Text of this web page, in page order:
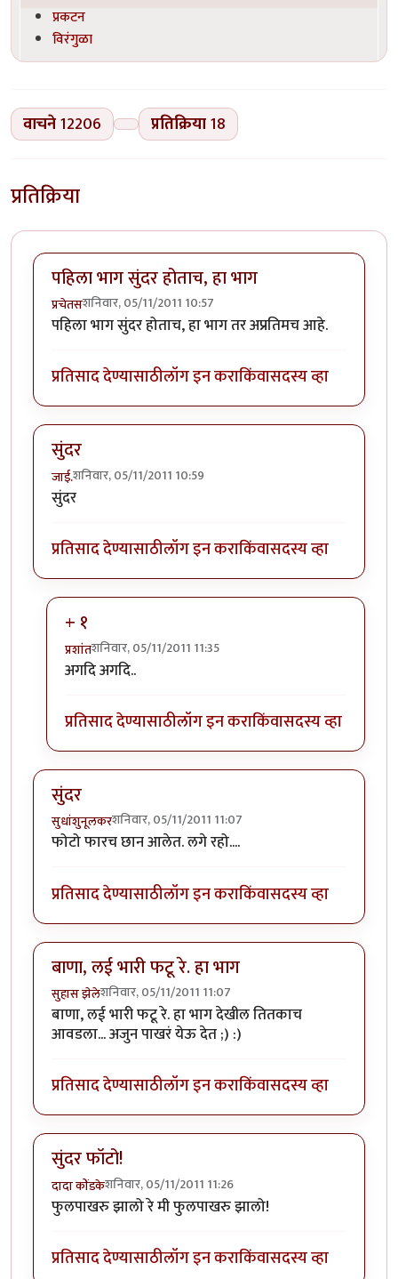
प्रकटन
विरंगुळा
वाचने12206 प्रतिक्रिया18
प्रतिक्रिया
पहिला भाग सुंदर होताच, हा भाग
प्रचेतसशनिवार, 05/11/2011 10:57
पहिला भाग सुंदर होताच, हा भाग तर अप्रतिमच आहे.
प्रतिसाद देण्यासाठीलॉग इन कराकिंवासदस्य व्हा
सुंदर
जाई.शनिवार, 05/11/2011 10:59
सुंदर
प्रतिसाद देण्यासाठीलॉग इन कराकिंवासदस्य व्हा
+ १
प्रशांतशनिवार, 05/11/2011 11:35
In reply toसुंदर
अगदि अगदि..
प्रतिसाद देण्यासाठीलॉग इन कराकिंवासदस्य व्हा
सुंदर
सुधांशुनूलकरशनिवार, 05/11/2011 11:07
फोटो फारच छान आलेत. लगे रहो....
प्रतिसाद देण्यासाठीलॉग इन कराकिंवासदस्य व्हा
बाणा, लई भारी फटू रे. हा भाग
सुहास झेलेशनिवार, 05/11/2011 11:07
बाणा, लई भारी फटू रे. हा भाग देखील तितकाच
आवडला... अजुन पाखरं येऊ देत ;) :)
प्रतिसाद देण्यासाठीलॉग इन कराकिंवासदस्य व्हा
सुंदर फॉटो!
दादा कोंडकेशनिवार, 05/11/2011 11:26
फुलपाखरु झालो रे मी फुलपाखरु झालो!
प्रतिसाद देण्यासाठीलॉग इन कराकिंवासदस्य व्हा